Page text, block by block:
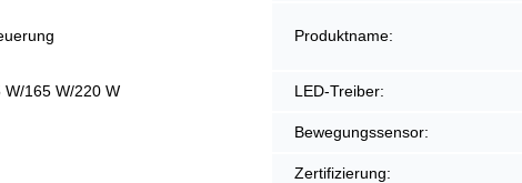
Produktname:
W/165 W/220 W LED-Treiber:
Bewegungssensor:
Zertifizierung: